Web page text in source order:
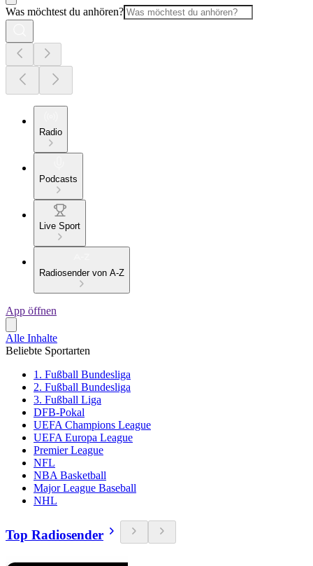
Was möchtest du anhören?
Radio
Podcasts
Live Sport
Radiosender von A-Z
App öffnen
Alle Inhalte
Beliebte Sportarten
1. Fußball Bundesliga
2. Fußball Bundesliga
3. Fußball Liga
DFB-Pokal
UEFA Champions League
UEFA Europa League
Premier League
NFL
NBA Basketball
Major League Baseball
NHL
Top Radiosender